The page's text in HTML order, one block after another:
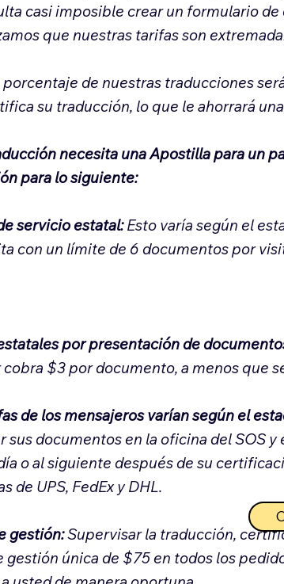
casi imposible crear un formulario
que nuestras tarifas son
porcentaje de nuestras traducciones
su traducción, lo que le ahorrará
necesita una Apostilla para un
para lo siguiente:
servicio estatal:Esto varía según el
con un límite de 6 documentos por
por presentación de
$3 por documento, a menos que
de los mensajeros varían según el
sus documentos en la oficina del SOS
o al siguiente después de su
de UPS, FedEx y DHL.
gestión:Supervisar la traducción,
gestión única de $75 en todos los